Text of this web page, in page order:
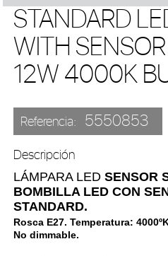
STANDARD
WITH SENSOR
12W 4000K
Referencia: 5550853
Descripción
LÁMPARA LED SENSOR
BOMBILLA LED CON
STANDARD.
Rosca E27. Temperatura:
No dimmable.